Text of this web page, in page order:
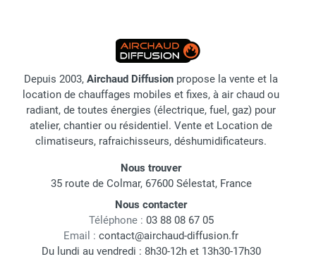
Depuis 2003, Airchaud Diffusion propose la vente et la
location de chauffages mobiles et fixes, à air chaud ou
radiant, de toutes énergies (électrique, fuel, gaz) pour
atelier, chantier ou résidentiel. Vente et Location de
climatiseurs, rafraichisseurs, déshumidificateurs.
Nous trouver
35 route de Colmar, 67600 Sélestat, France
Nous contacter
Téléphone : 03 88 08 67 05
Email : contact@airchaud-diffusion.fr
Du lundi au vendredi : 8h30-12h et 13h30-17h30